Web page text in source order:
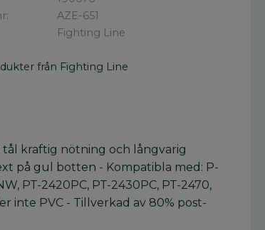
AZE-651
Fighting Line
från Fighting Line
kraftig nötning och långvarig
på gul botten - Kompatibla med: P-
PT-2420PC, PT-2430PC, PT-2470,
inte PVC - Tillverkad av 80% post-